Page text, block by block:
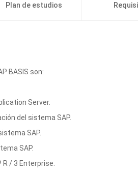
Plan de estudios
BASIS son:
Server.
del sistema SAP.
SAP.
SAP.
/ 3 Enterprise.